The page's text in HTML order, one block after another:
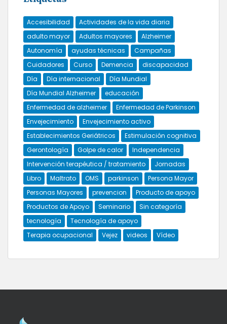
Accesibilidad
Actividades de la vida diaria
adulto mayor
Adultos mayores
Alzheimer
Autonomía
ayudas técnicas
Campañas
Cuidadores
Curso Demencia
discapacidad
Día
Día internacional
Día Mundial
Día Mundial Alzheimer
educación
Enfermedad de alzheimer
Enfermedad de Parkinson
Envejecimiento
Envejecimiento activo
Establecimientos Geriátricos
Estimulación cognitiva
Gerontología
Golpe de calor
Independencia
Intervención terapéutica / tratamiento
Jornadas
Libro
Maltrato OMS parkinson
Persona Mayor
Personas Mayores
prevencion
Producto de apoyo
Productos de Apoyo
Seminario
Sin categoría
tecnología
Tecnología de apoyo
Terapia ocupacional
Vejez videos Vídeo